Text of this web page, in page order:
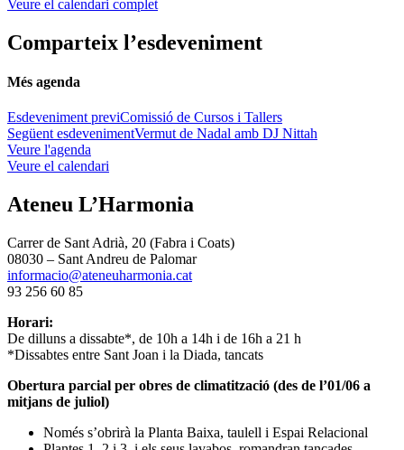
Veure el calendari complet
Comparteix l’esdeveniment
Més agenda
Esdeveniment previComissió de Cursos i Tallers
Següent esdevenimentVermut de Nadal amb DJ Nittah
Veure l'agenda
Veure el calendari
Ateneu L’Harmonia
Carrer de Sant Adrià, 20 (Fabra i Coats)
08030 – Sant Andreu de Palomar
informacio@ateneuharmonia.cat
93 256 60 85
Horari:
De dilluns a dissabte*, de 10h a 14h i de 16h a 21 h
*Dissabtes entre Sant Joan i la Diada, tancats
Obertura parcial per obres de climatització (des de l’01/06 a
mitjans de juliol)
Només s’obrirà la Planta Baixa, taulell i Espai Relacional